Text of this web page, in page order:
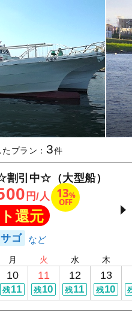
プラン： 3件
引中☆（大型船）
円/人 13%
OFF
還元
ゴ
月
10
残11
火
11
残10
水
12
残11
木
13
残10